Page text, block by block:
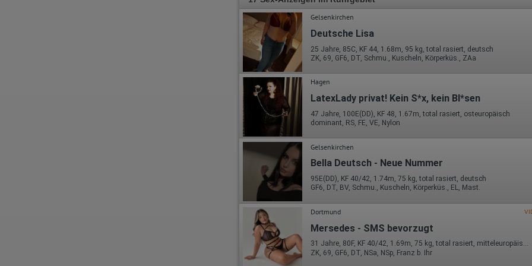
Gelsenkirchen
Deutsche Lisa
25 Jahre, 85C, KF 44, 1.68m, 95 kg, total rasiert, deutsch
ZK, 69, GF6, DT, Schmu., Kuscheln, Körperküs., ZAa
Hagen
LatexLady privat! Kein S*x, kein Bl*sen
47 Jahre, 100E(DD), KF 48, 1.67m, total rasiert, osteuropäisch
dominant, RS, FE, VE, Nylon
Gelsenkirchen
Bella Deutsch - Neue Nummer
95E(DD), KF 40/42, 1.74m, 75 kg, total rasiert, deutsch
GF6, DT, BV, Schmu., Kuscheln, Körperküs., EL, Mast.
Dortmund
Mersedes - SMS bevorzugt
31 Jahre, 80F, KF 40/42, 1.69m, 75 kg, total rasiert, mitteleuropäisch
ZK, 69, GF6, DT, NSa, NSp, Franz b. Ihr